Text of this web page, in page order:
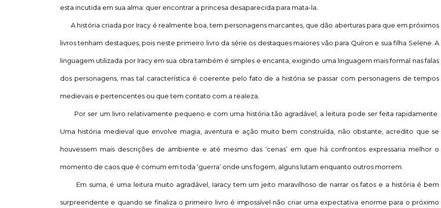
esta incutida em sua alma: quer encontrar a princesa desaparecida para mata-la.
A história criada por Iracy é realmente boa, tem personagens marcantes, que dão aberturas para que em próximos
livros tenham destaques, pois neste primeiro livro da série os destaques maiores vão para Quíron e sua filha Selene. A
linguagem utilizada por Iracy em sua obra também é simples e encanta, exigindo uma linguagem mais formal nas falas
dos personagens, mas tal característica é coerente pelo fato de a história se passar com personagens de tempos
medievais e pertencentes ou que tem contato com a realeza.
Por ser um livro relativamente pequeno e com uma história tão agradável, a leitura pode ser feita rapidamente.
Uma história medieval que envolve magia, aventura e ação muito bem construída, não obstante, acredito que se
houvessem mais descrições de ambiente e até mesmo das ‘cenas’ em que há confrontos expressaria melhor o
momento de caos que é comum em toda ‘guerra’ onde uns fogem, alguns lutam enquanto outros morrem.
Em suma, é uma leitura muito agradável, Iaracy tem um jeito maravilhoso de narrar os fatos e a história é bem
surpreendente e quando se finaliza o primeiro livro é impossível não criar uma expectativa enorme para o próximo